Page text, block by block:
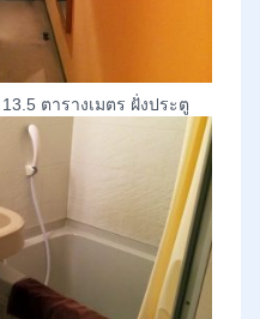
ตารางเมตร ฝั่งประตู